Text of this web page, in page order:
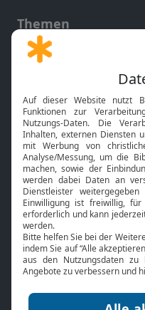
Themen
Gott und Bibel erklärt
Neuigkeiten
Bibel TV
Über uns
Jobs
Mediadaten